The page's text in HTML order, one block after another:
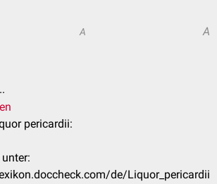
A A
pericardii:
de/Liquor_pericardii